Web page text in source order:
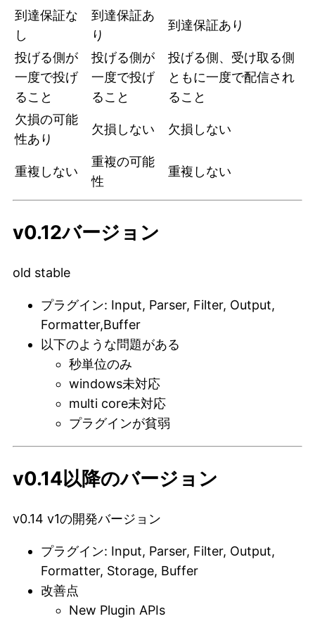
到達保証な
し
到達保証あ
り
到達保証あり
投げる側が
一度で投げ
ること
投げる側が
一度で投げ
ること
投げる側、受け取る側
ともに一度で配信され
ること
欠損の可能
性あり
欠損しない 欠損しない
重複しない
重複の可能
性
重複しない
v0.12バージョン
old stable
プラグイン: Input, Parser, Filter, Output,
Formatter,Buffer
以下のような問題がある
秒単位のみ
windows未対応
multi core未対応
プラグインが貧弱
v0.14以降のバージョン
v0.14 v1の開発バージョン
プラグイン: Input, Parser, Filter, Output,
Formatter, Storage, Buffer
改善点
New Plugin APIs